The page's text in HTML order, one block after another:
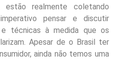
estão realmente coletando
pensar e discutir
e técnicas à medida que os
Apesar de o Brasil ter
ainda não temos uma